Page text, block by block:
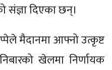
दिएका छन्।
मैदानमा आफ्नो उत्कृष्ट
खेलमा निर्णायक